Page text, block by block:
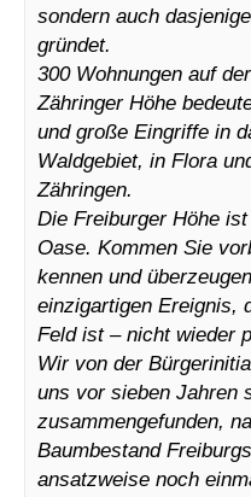
sondern auch
gründet.
300 Wohnungen auf
Zähringer Höhe
und große Eingriffe in
Waldgebiet, in Flora
Zähringen.
Die Freiburger Höhe
Oase. Kommen Sie
kennen und
einzigartigen Ereignis,
Feld ist – nicht wieder
Wir von der
uns vor sieben Jahren
zusammengefunden,
Baumbestand
ansatzweise noch